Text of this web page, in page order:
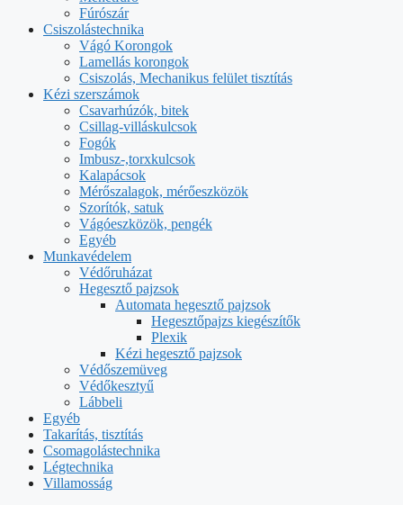
Fúrószár
Csiszolástechnika
Vágó Korongok
Lamellás korongok
Csiszolás, Mechanikus felület tisztítás
Kézi szerszámok
Csavarhúzók, bitek
Csillag-villáskulcsok
Fogók
Imbusz-,torxkulcsok
Kalapácsok
Mérőszalagok, mérőeszközök
Szorítók, satuk
Vágóeszközök, pengék
Egyéb
Munkavédelem
Védőruházat
Hegesztő pajzsok
Automata hegesztő pajzsok
Hegesztőpajzs kiegészítők
Plexik
Kézi hegesztő pajzsok
Védőszemüveg
Védőkesztyű
Lábbeli
Egyéb
Takarítás, tisztítás
Csomagolástechnika
Légtechnika
Villamosság